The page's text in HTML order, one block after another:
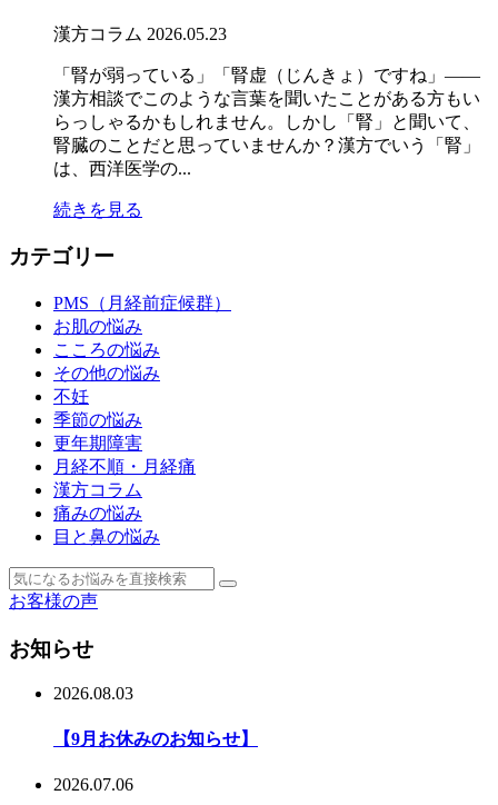
漢方コラム 2026.05.23
「腎が弱っている」「腎虚（じんきょ）ですね」——
漢方相談でこのような言葉を聞いたことがある方もい
らっしゃるかもしれません。しかし「腎」と聞いて、
腎臓のことだと思っていませんか？漢方でいう「腎」
は、西洋医学の...
続きを見る
カテゴリー
PMS（月経前症候群）
お肌の悩み
こころの悩み
その他の悩み
不妊
季節の悩み
更年期障害
月経不順・月経痛
漢方コラム
痛みの悩み
目と鼻の悩み
お客様の声
お知らせ
2026.08.03
【9月お休みのお知らせ】
2026.07.06